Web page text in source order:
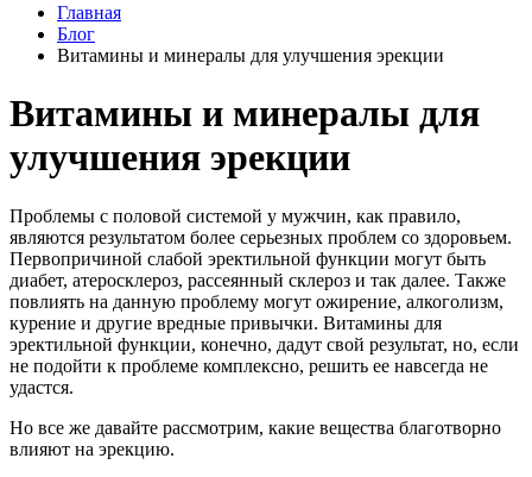
Главная
Блог
Витамины и минералы для улучшения эрекции
Витамины и минералы для
улучшения эрекции
Проблемы с половой системой у мужчин, как правило,
являются результатом более серьезных проблем со здоровьем.
Первопричиной слабой эректильной функции могут быть
диабет, атеросклероз, рассеянный склероз и так далее. Также
повлиять на данную проблему могут ожирение, алкоголизм,
курение и другие вредные привычки. Витамины для
эректильной функции, конечно, дадут свой результат, но, если
не подойти к проблеме комплексно, решить ее навсегда не
удастся.
Но все же давайте рассмотрим, какие вещества благотворно
влияют на эрекцию.